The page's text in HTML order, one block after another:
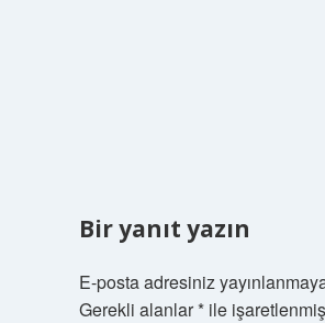
Bir yanıt yazın
E-posta adresiniz
Gerekli alanlar*ile